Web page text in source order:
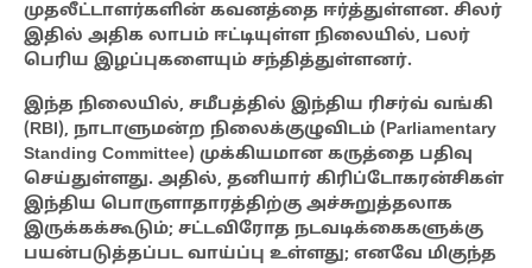
முதலீட்டாளர்களின் கவனத்தை ஈர்த்துள்ளன. சிலர்
இதில் அதிக லாபம் ஈட்டியுள்ள நிலையில், பலர்
பெரிய இழப்புகளையும் சந்தித்துள்ளனர்.
இந்த நிலையில், சமீபத்தில் இந்திய ரிசர்வ் வங்கி
(RBI), நாடாளுமன்ற நிலைக்குழுவிடம் (Parliamentary
Standing Committee) முக்கியமான கருத்தை பதிவு
செய்துள்ளது. அதில், தனியார் கிரிப்டோகரன்சிகள்
இந்திய பொருளாதாரத்திற்கு அச்சுறுத்தலாக
இருக்கக்கூடும்; சட்டவிரோத நடவடிக்கைகளுக்கு
பயன்படுத்தப்பட வாய்ப்பு உள்ளது; எனவே மிகுந்த